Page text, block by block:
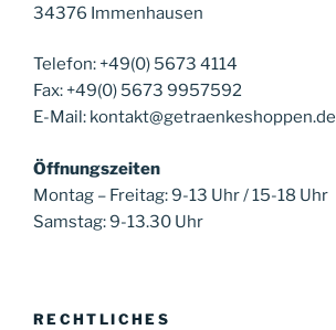
34376 Immenhausen
Telefon: +49(0) 5673 4114
Fax: +49(0) 5673 9957592
E-Mail: kontakt@getraenkeshoppen.de
Öffnungszeiten
Montag – Freitag: 9-13 Uhr / 15-18 Uhr
Samstag: 9-13.30 Uhr
RECHTLICHES